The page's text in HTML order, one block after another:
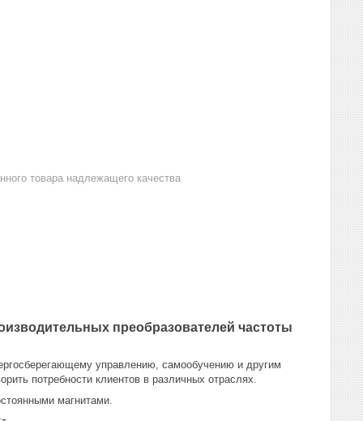
товара надлежащего качества
преобразователей частоты
управлению, самообучению и другим
потребности клиентов в различных отраслях.
магнитами.